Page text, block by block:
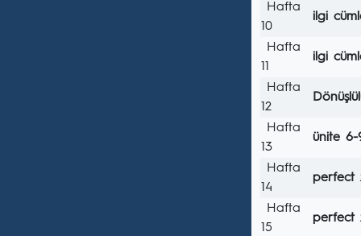
Hafta
10
ilgi
Hafta
11
ilgi
Hafta
12
Hafta
13
ünite 6-
Hafta
14
perfect
Hafta
15
perfect